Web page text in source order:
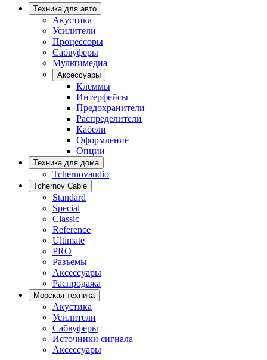
Техника для авто
Акустика
Усилители
Процессоры
Сабвуферы
Мультимедиа
Аксессуары
Клеммы
Интерфейсы
Предохранители
Распределители
Кабели
Оформление
Опции
Техника для дома
Tchernovaudio
Tchernov Cable
Standard
Special
Classic
Reference
Ultimate
PRO
Разъемы
Аксессуары
Распродажа
Морская техника
Акустика
Усилители
Сабвуферы
Источники сигнала
Аксессуары